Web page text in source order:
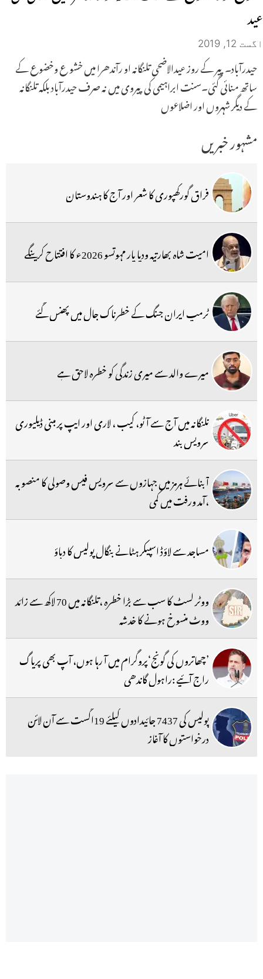
عید
اگست 12, 2019
حیدرآباد۔ پیر کے روز عیدالاضحی تلنگانہ او رآندھرا میں خشو ع وخضوع کے
ساتھ منائی گئی۔سنت ابراہیمی کی پیروی میں نہ صرف حیدرآباد بلکہ تلنگانہ
کے دیگر شہروں اور اضلاعوں
مشہور خبریں
فراق گورکھپوری کا شعر اور آج کا ہندوستان
امیت شاہ بھارتیہ ودیا پار مہوتسو 2026ء کا افتتاح کرینگے
ٹرمپ ایران جنگ کے خطرناک جال میں پھنس گئے
میرے والد سے میری زندگی کو خطرہ لاحق ہے
تلنگانہ میں آج سے آٹو، کیب ، لاری اور ایپ پر مبنی ڈیلیوری
سرویس بند
آبنائے ہرمز میں جہازوں سے سرویس فیس وصولی کا منصوبہ
،آمد ورفت میں کمی
مساجد سے لاؤڈ اسپیکر ہٹانے بنگال پولیس کا دباؤ
ووٹر لسٹ کا سب سے بڑا خطرہ ،تلنگانہ میں 70 لاکھ سے زائد
ووٹ منسوخ ہونے کا خدشہ
’چھاتروں کی گونج‘پروگرام میں آ رہا ہوں، آپ بھی پریاگ
راج آئیے :راہول گاندھی
پولیس کی 7437 جائیدادوں کیلئے 19اگست سے آن لائن
درخواستوں کا آغاز